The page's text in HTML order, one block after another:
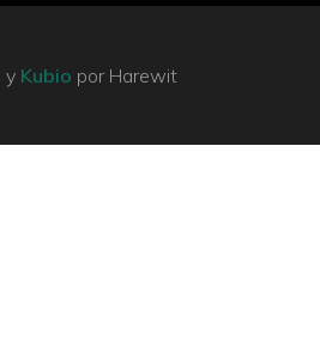
y Kubio por Harewit